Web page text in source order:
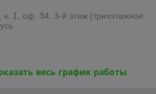
1, оф. 34, 3-й этаж (трехэтажное
весь график работы